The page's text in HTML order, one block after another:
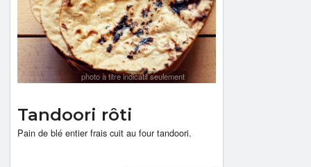
photo à titre indicatif seulement
Tandoori rôti
Pain de blé entier frais cuit au four tandoori.